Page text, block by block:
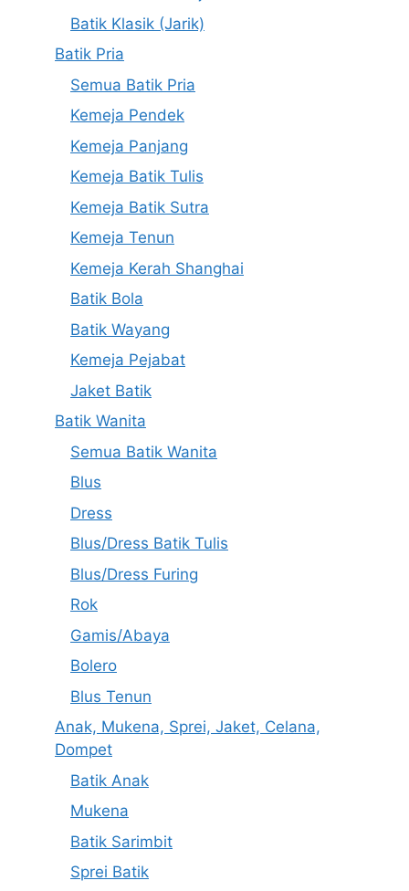
Batik Klasik (Jarik)
Batik Pria
Semua Batik Pria
Kemeja Pendek
Kemeja Panjang
Kemeja Batik Tulis
Kemeja Batik Sutra
Kemeja Tenun
Kemeja Kerah Shanghai
Batik Bola
Batik Wayang
Kemeja Pejabat
Jaket Batik
Batik Wanita
Semua Batik Wanita
Blus
Dress
Blus/Dress Batik Tulis
Blus/Dress Furing
Rok
Gamis/Abaya
Bolero
Blus Tenun
Anak, Mukena, Sprei, Jaket, Celana,
Dompet
Batik Anak
Mukena
Batik Sarimbit
Sprei Batik